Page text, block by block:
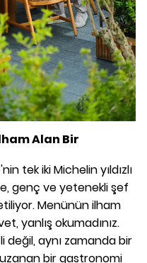
Alan Bir
tek iki Michelin yıldızlı
genç ve yetenekli şef
Menünün ilham
yanlış okumadınız.
değil, aynı zamanda bir
bir gastronomi